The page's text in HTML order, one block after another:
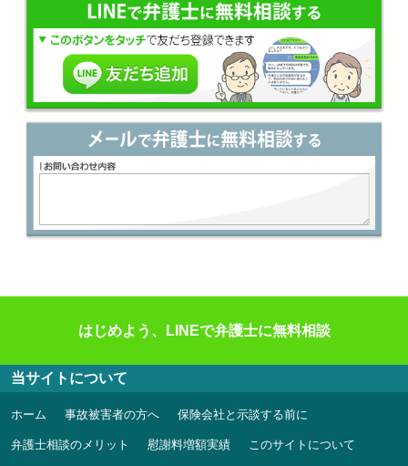
はじめよう、LINEで弁護士に無料相談
当サイトについて
ホーム 事故被害者の方へ 保険会社と示談する前に
弁護士相談のメリット 慰謝料増額実績 このサイトについて